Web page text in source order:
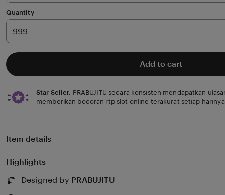
Quantity
Add to cart
Star Seller. PRABUJITU secara konsisten mendapatkan
memberikan bocoran rtp slot online terakurat setiap
Item details
Highlights
Designed by PRABUJITU